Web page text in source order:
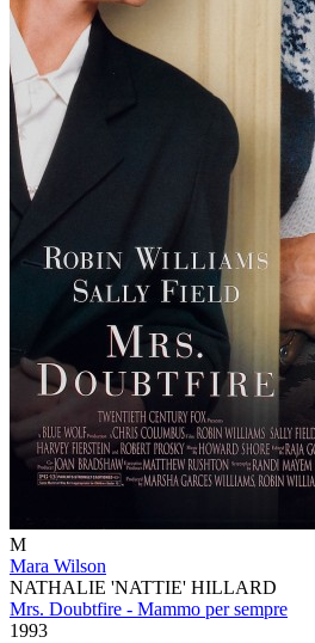
M
Mara Wilson
NATHALIE 'NATTIE' HILLARD
Mrs. Doubtfire - Mammo per sempre
1993